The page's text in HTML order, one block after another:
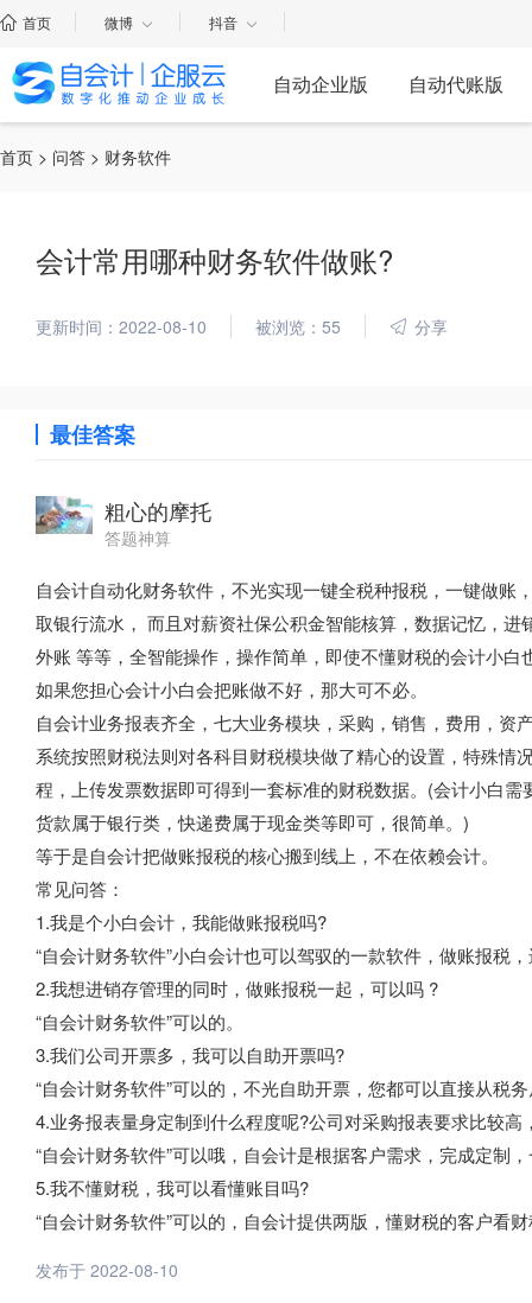
首页 微博 抖音
自动企业版 自动代账版
首页 > 问答 > 财务软件
会计常用哪种财务软件做账?
更新时间：2022-08-10 被浏览：55 分享
最佳答案
粗心的摩托
答题神算
自会计自动化财务软件，不光实现一键全税种报税，一键做
取银行流水， 而且对薪资社保公积金智能核算，数据记忆，
外账 等等，全智能操作，操作简单，即使不懂财税的会计小白
如果您担心会计小白会把账做不好，那大可不必。
自会计业务报表齐全，七大业务模块，采购，销售，费用，
系统按照财税法则对各科目财税模块做了精心的设置，特殊
程，上传发票数据即可得到一套标准的财税数据。(会计小白
货款属于银行类，快递费属于现金类等即可，很简单。)
等于是自会计把做账报税的核心搬到线上，不在依赖会计。
常见问答：
1.我是个小白会计，我能做账报税吗?
“自会计财务软件”小白会计也可以驾驭的一款软件，做账报税
2.我想进销存管理的同时，做账报税一起，可以吗 ?
“自会计财务软件”可以的。
3.我们公司开票多，我可以自助开票吗?
“自会计财务软件”可以的，不光自助开票，您都可以直接从税
4.业务报表量身定制到什么程度呢?公司对采购报表要求比较高
“自会计财务软件”可以哦，自会计是根据客户需求，完成定制
5.我不懂财税，我可以看懂账目吗?
“自会计财务软件”可以的，自会计提供两版，懂财税的客户看
发布于 2022-08-10